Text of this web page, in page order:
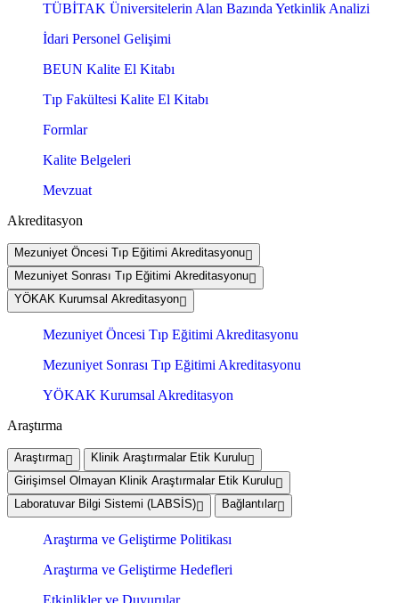
TÜBİTAK Üniversitelerin Alan Bazında Yetkinlik Analizi
İdari Personel Gelişimi
BEUN Kalite El Kitabı
Tıp Fakültesi Kalite El Kitabı
Formlar
Kalite Belgeleri
Mevzuat
Akreditasyon
Mezuniyet Öncesi Tıp Eğitimi Akreditasyonu
Mezuniyet Sonrası Tıp Eğitimi Akreditasyonu
YÖKAK Kurumsal Akreditasyon
Mezuniyet Öncesi Tıp Eğitimi Akreditasyonu
Mezuniyet Sonrası Tıp Eğitimi Akreditasyonu
YÖKAK Kurumsal Akreditasyon
Araştırma
Araştırma
Klinik Araştırmalar Etik Kurulu
Girişimsel Olmayan Klinik Araştırmalar Etik Kurulu
Laboratuvar Bilgi Sistemi (LABSİS)
Bağlantılar
Araştırma ve Geliştirme Politikası
Araştırma ve Geliştirme Hedefleri